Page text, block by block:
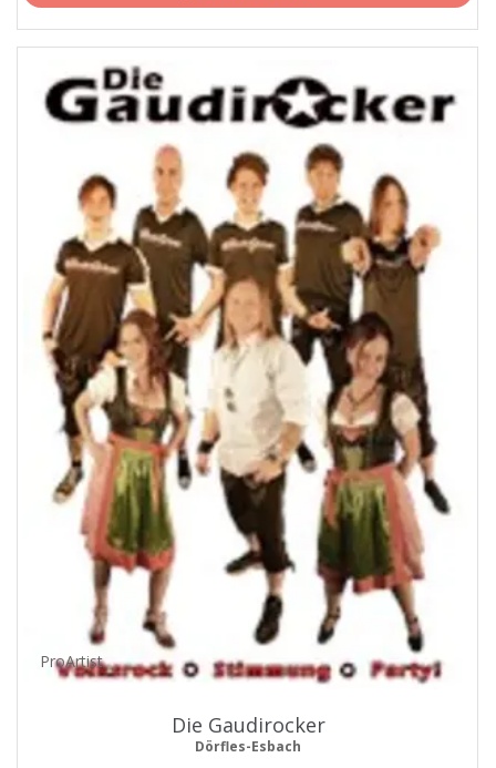
ProArtist
Die Gaudirocker
Dörfles-Esbach